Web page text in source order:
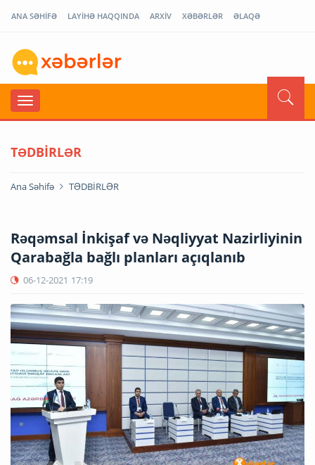
ANA SƏHİFƏ LAYİHƏ HAQQINDA ARXİV XƏBƏRLƏR ƏLAQƏ
TƏDBİRLƏR
Ana Səhifə TƏDBİRLƏR
Rəqəmsal İnkişaf və Nəqliyyat Nazirliyinin
Qarabağla bağlı planları açıqlanıb
06-12-2021 17:19